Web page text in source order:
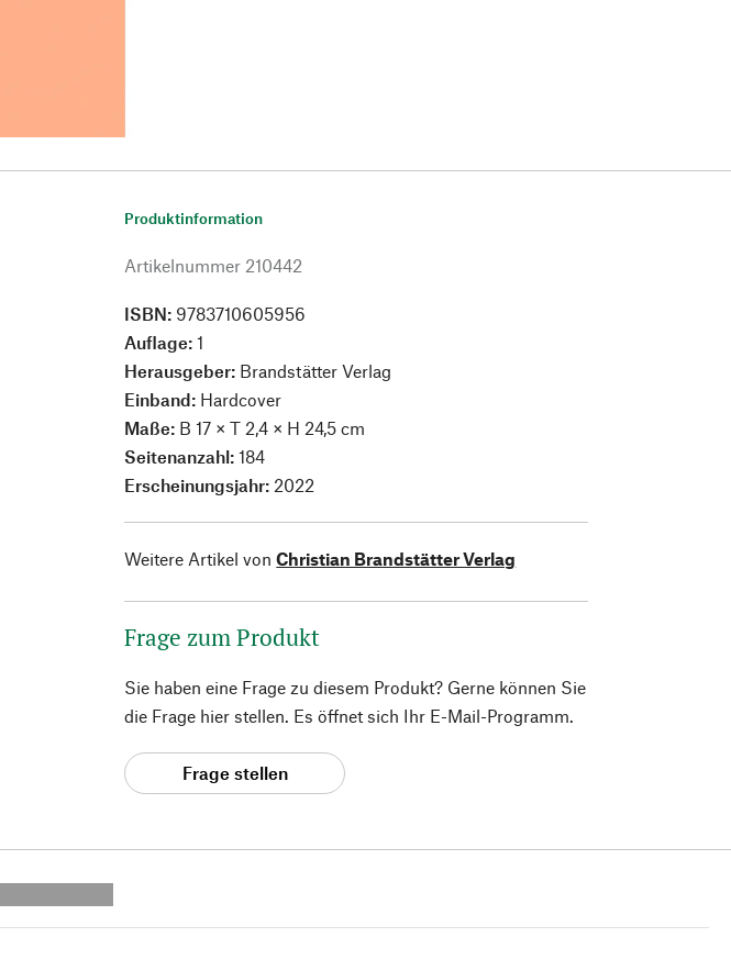
Produktinformation
Artikelnummer 210442
ISBN: 9783710605956
Auflage:1
Herausgeber: Brandstätter Verlag
Einband: Hardcover
Maße: B 17 × T 2,4 × H 24,5 cm
Seitenanzahl:184
Erscheinungsjahr: 2022
Weitere Artikel von Christian Brandstätter Verlag
Frage zum Produkt
Sie haben eine Frage zu diesem Produkt? Gerne können Sie
die Frage hier stellen. Es öffnet sich Ihr E-Mail-Programm.
Frage stellen